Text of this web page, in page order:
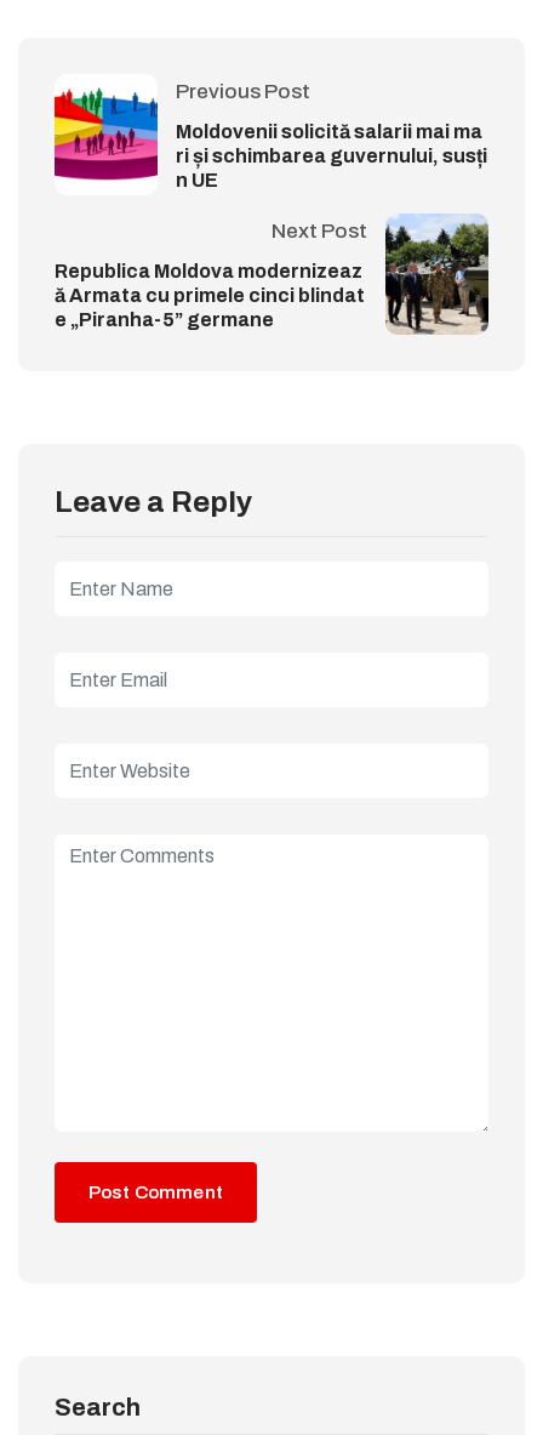
Previous Post
Moldovenii solicită salarii mai ma
ri și schimbarea guvernului, susți
n UE
Next Post
Republica Moldova modernizeaz
ă Armata cu primele cinci blindat
e „Piranha-5” germane
Leave a Reply
Search